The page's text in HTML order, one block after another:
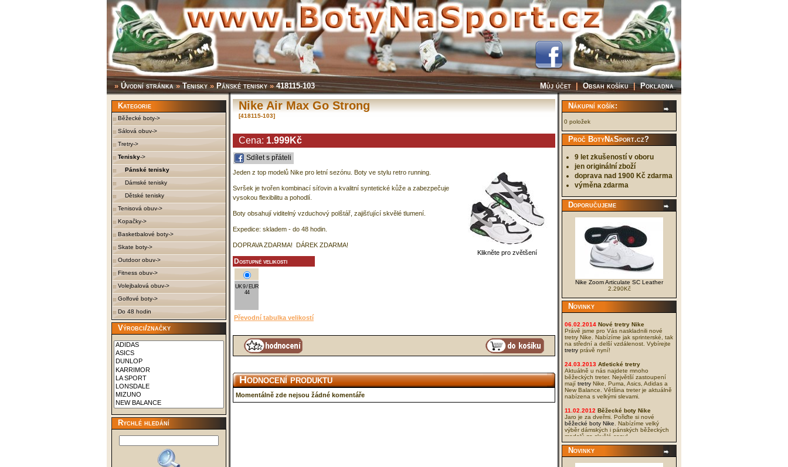
» Úvodní stránka»Tenisky » Pánské tenisky»418115-103 Můj účet |Obsah košíku|Pokladna
Kategorie
Běžecké boty->
Sálová obuv->
Tretry->
Tenisky->
Pánské tenisky
Dámské tenisky
Dětské tenisky
Tenisová obuv->
Kopačky->
Basketbalové boty->
Skate boty->
Outdoor obuv->
Fitness obuv->
Volejbalová obuv->
Golfové boty->
Do 48 hodin
Výrobci/značky
Rychlé hledání
Nike Air Max Go Strong
[418115-103]
Cena: 1.999Kč
Sdílet s přáteli
Klikněte pro zvětšení
Jeden z top modelů Nike pro letní sezónu. Boty ve stylu retro running.
Svršek je tvořen kombinací síťovin a kvalitní syntetické kůže a zabezpečuje
vysokou flexibilitu a pohodlí.
Boty obsahují viditelný vzduchový polštář, zajišťující skvělé tlumení.
Expedice: skladem - do 48 hodin.
DOPRAVA ZDARMA! DÁREK ZDARMA!
Dostupné velikosti
UK 9 / EUR
44
Převodní tabulka velikostí
Hodnocení produktu
Momentálně zde nejsou žádné komentáře
Nákupní košík:
0 položek
Proč BotyNaSport.cz?
9 let zkušeností v oboru
jen originální zboží
doprava nad 1900 Kč zdarma
výměna zdarma
Doporučujeme
Nike Zoom Articulate SC Leather
2.290Kč
Novinky
06.02.2014 Nové tretry Nike
Právě jsme pro Vás naskladnili nové
tretry Nike. Nabízíme jak sprinterské, tak
na střední a delší vzdálenost. Vybírejte
tretry právě nyní!
24.03.2013 Atletické tretry
Aktuálně u nás najdete mnoho
běžeckých treter. Největší zastoupení
mají tretry Nike, Puma, Asics, Adidas a
New Balance. Většina treter je aktuálně
nabízena s velkými slevami.
11.02.2012 Běžecké boty Nike
Jaro je za dveřmi. Pořiďte si nové
běžecké boty Nike . Nabízíme velký
výběr dámských i pánských běžeckých
modelů za skvělé ceny!
04.02.2012
NOVÁ KOLEKCE
I když to tak venku nevypadá, jaro se
Novinky